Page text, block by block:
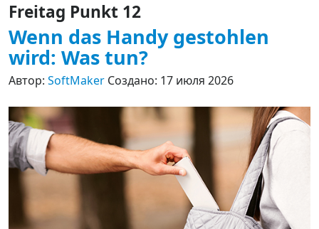
Freitag Punkt 12
Wenn das Handy gestohlen
wird: Was tun?
Автор: SoftMaker Создано: 17 июля 2026